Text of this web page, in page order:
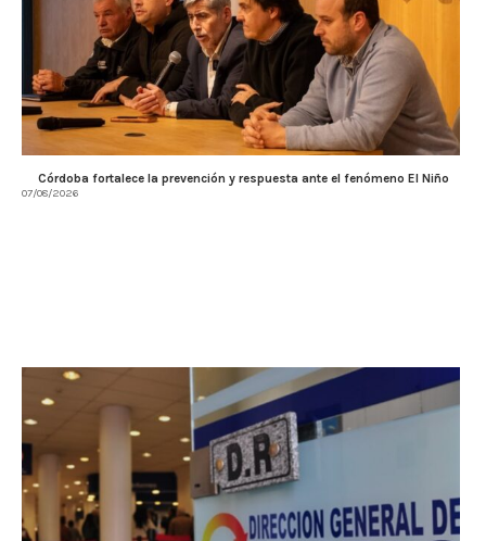
Córdoba fortalece la prevención y respuesta ante el fenómeno El Niño
07/08/2026